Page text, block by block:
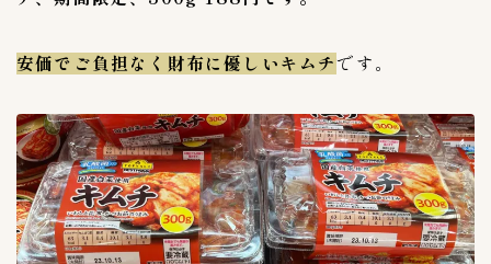
安価でご負担なく財布に優しいキムチです。